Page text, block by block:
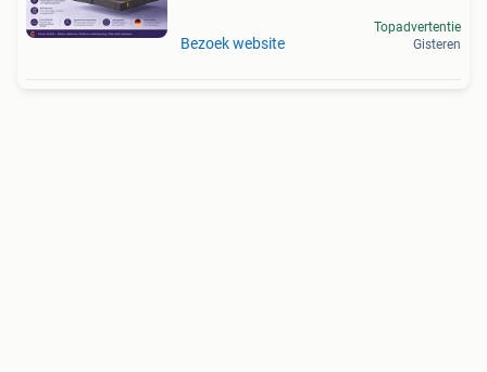
Bezoek website
Topadvertentie
Gisteren